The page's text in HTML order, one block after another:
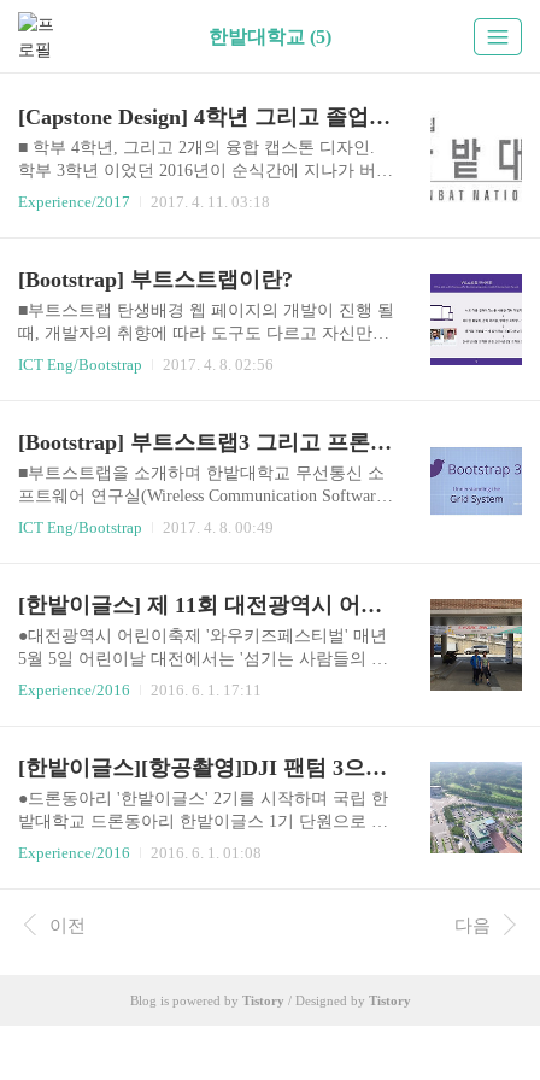
한밭대학교 (5)
[Capstone Design] 4학년 그리고 졸업프로젝트.
■ 학부 4학년, 그리고 2개의 융합 캡스톤 디자인.
학부 3학년 이었던 2016년이 순식간에 지나가 버렸
다. 학부 4학년 중 가장 바쁘다는 사망년(3학년)을
보내면서 일년 내내 나의 시간표를 꽉꽉 채웠던 전
안 밤낮없이 달리며 다수의 공모전과 기술경진대
회에 참여해 좋은 성과를 얻었던 해상 안전 드론 프
로젝트 SAFER(조만간 정리된 내용으로 포스팅 할
정으로 가득찬 한 해 였다. 이 경험과 열정이 나의
키워드가 '열정'과 '경험' 이었다면, 올해는 천천히
걸..
Experience/2017 2017. 4. 11. 03:18
[Bootstrap] 부트스트랩이란?
■부트스트랩 탄생배경 웹 페이지의 개발이 진행 될
때, 개발자의 취향에 따라 도구도 다르고 자신만의
라이브러리를 사용하기도 해서 보통은 개발 시작
전에 어느정도의 표준을 정해놓고 작업을 진행 하
각각이기 때문에, 페이지의 각 부분 또는 기능별로
부분적인 작업을 진행한 후 병합 하는데 있어서 상
당한 어려움이 있다. 이런경우, 심지어는 표준을 정
터에는 수많은 직원들이 각자가 맡은 부분의 프론
문제점을 해결하고자 트위터의 직원인 Mark Otto
와 Jacob Thornt..
ICT Eng/Bootstrap 2017. 4. 8. 02:56
[Bootstrap] 부트스트랩3 그리고 프론트엔드(front-end)와 백엔드(back-end)
■부트스트랩을 소개하며 한밭대학교 무선통신 소
프트웨어 연구실(Wireless Communication Software
Laboratory, WISOFT)에 들어와서 첫 세미나로 아두
이노 세미나를 진행했고, 다음 세미나로 개발 생산
tp://localhost:3000을 입력하고 나서 크롬 브라우저
화면에 찍힌 Hello, World! 를 보고, 현재까지 웹에
대해서, 특히 서버사이드 기술에 대해 관심을 가지
이 될 것으로 예상한다.) 이 쪽에 푹 빠져 있을 것
ICT Eng/Bootstrap 2017. 4. 8. 00:49
[한밭이글스] 제 11회 대전광역시 어린이축제 와우키즈페스티벌 참가기
●대전광역시 어린이축제 '와우키즈페스티벌' 매년
5월 5일 어린이날 대전에서는 '섬기는 사람들의 모
임' 에서 주최하는 어린이 페스티벌이 개최된다. 20
16년 5월 5일에도 대전 중구 문화동 보성초등학교
어린이 날을 즐기고, 각종 체험행사와 먹거리장터
축하공연이 이루어지는 어린이들만의 축제이다.
이 축제에 국립한밭대학교 드론&전기차동아리 한
게되어 홍보활동은 물론이고, 어린이들에게 쉽게
마 배우고 직접 체험 할 수 있는 기회를 제공하게
되었다. 체험행사에는 안전을 위해 조종부스에 주
Experience/2016 2016. 6. 1. 17:11
[한밭이글스][항공촬영]DJI 팬텀 3으로 촬영한 국립 한밭대학교 전경
●드론동아리 '한밭이글스' 2기를 시작하며 국립 한
밭대학교 드론동아리 한밭이글스 1기 단원으로 열
심히 활동하고, 2기 출범과 동시에 동아리 회장을
맡게 되면서, DJI사의 팬텀 3 Advanced 기종을 개인
작 등 드론에 취미가 있었고, 촬영용 드론을 접하게
되면서 항공촬영을 취미활동으로 하고 있다. 촬영
리에서 밖에 조종해보지 않았다. 3축 짐벌이 장착
Experience/2016 2016. 6. 1. 01:08
이전 다음
Blog is powered by Tistory / Designed by Tistory